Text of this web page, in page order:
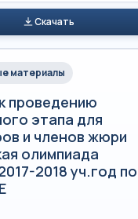
Скачать
материалы
проведению
этапа для
и членов жюри
олимпиада
2018 уч.год по